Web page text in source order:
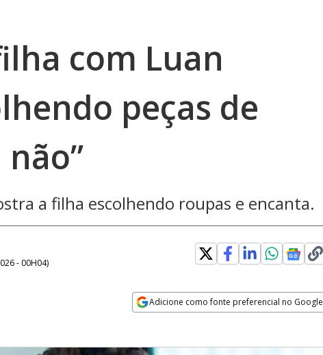
com Luan
peças de
não”
a filha escolhendo roupas e encanta.
- 00H04)
Adicione como fonte preferencial no Google